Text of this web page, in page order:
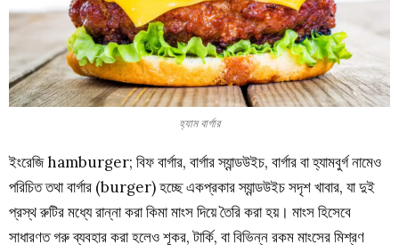
হ্যাম বার্গার
ইংরেজি hamburger; বিফ বার্গার, বার্গার স্যান্ডউইচ, বার্গার বা হ্যামবুর্গ নামেও
পরিচিত তথা বার্গার (burger) হচ্ছে একপ্রকার স্যান্ডউইচ সদৃশ খাবার, যা দুই
প্রস্থ রুটির মধ্যে রান্না করা কিমা মাংস দিয়ে তৈরি করা হয়। মাংস হিসেবে
সাধারণত গরু ব্যবহার করা হলেও শূকর, টার্কি, বা বিভিন্ন রকম মাংসের মিশ্রণ